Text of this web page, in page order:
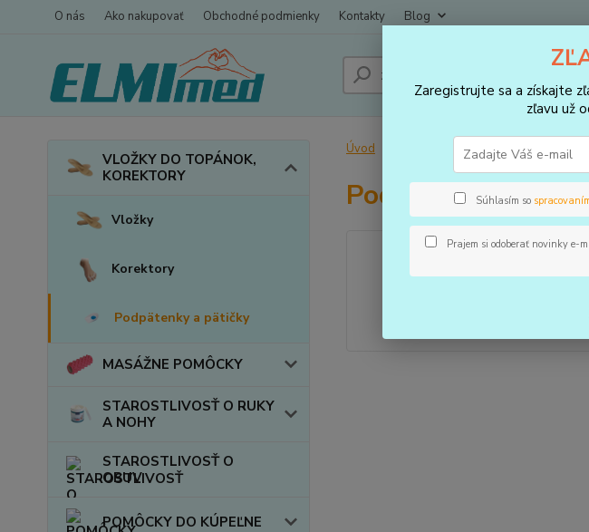
O nás Ako nakupovať Obchodné podmienky Kontakty Blog
VLOŽKY DO TOPÁNOK,
KOREKTORY
Vložky
Korektory
Podpätenky a pätičky
MASÁŽNE POMÔCKY
STAROSTLIVOSŤ O RUKY
A NOHY
STAROSTLIVOSŤ O
OBUV
POMÔCKY DO KÚPEĽNE
Úvod VLOŽKY DO TOPÁNOK,
Podpätenka
Zaregistrujte sa a získajte
zľavu už
Súhlasím so
Prajem si odoberať novinky e-